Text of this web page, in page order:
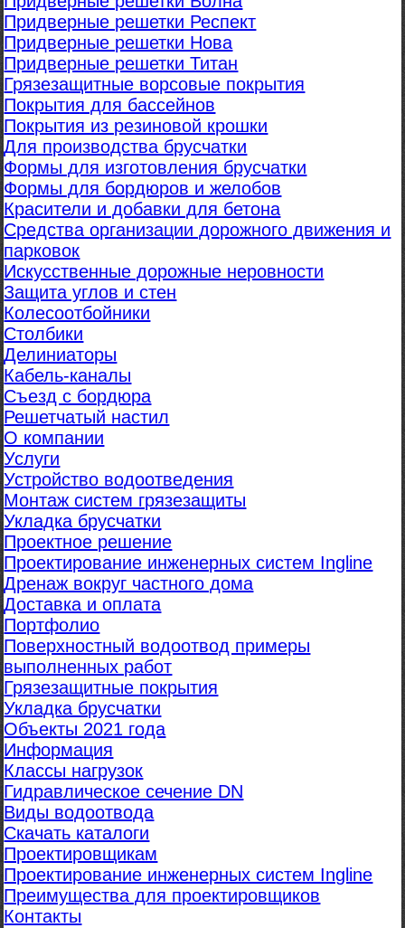
Придверные решетки Респект
Придверные решетки Нова
Придверные решетки Титан
Грязезащитные ворсовые покрытия
Покрытия для бассейнов
Покрытия из резиновой крошки
Для производства брусчатки
Формы для изготовления брусчатки
Формы для бордюров и желобов
Красители и добавки для бетона
Средства организации дорожного движения и
парковок
Искусственные дорожные неровности
Защита углов и стен
Колесоотбойники
Столбики
Делиниаторы
Кабель-каналы
Съезд с бордюра
Решетчатый настил
О компании
Услуги
Устройство водоотведения
Монтаж систем грязезащиты
Укладка брусчатки
Проектное решение
Проектирование инженерных систем Ingline
Дренаж вокруг частного дома
Доставка и оплата
Портфолио
Поверхностный водоотвод примеры
выполненных работ
Грязезащитные покрытия
Укладка брусчатки
Объекты 2021 года
Информация
Классы нагрузок
Гидравлическое сечение DN
Виды водоотвода
Скачать каталоги
Проектировщикам
Проектирование инженерных систем Ingline
Преимущества для проектировщиков
Контакты